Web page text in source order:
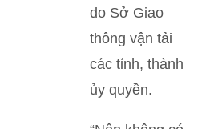
do Sở Giao
thông vận tải
các tỉnh, thành
ủy quyền.